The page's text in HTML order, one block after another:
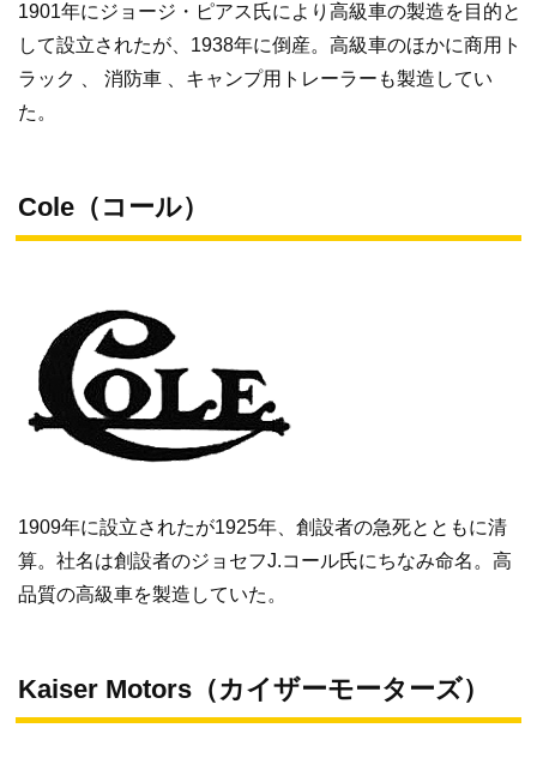
1901年にジョージ・ピアス氏により高級車の製造を目的と
して設立されたが、1938年に倒産。高級車のほかに商用ト
ラック 、 消防車 、キャンプ用トレーラーも製造してい
た。
Cole（コール）
1909年に設立されたが1925年、創設者の急死とともに清
算。社名は創設者のジョセフJ.コール氏にちなみ命名。高
品質の高級車を製造していた。
Kaiser Motors（カイザーモーターズ）